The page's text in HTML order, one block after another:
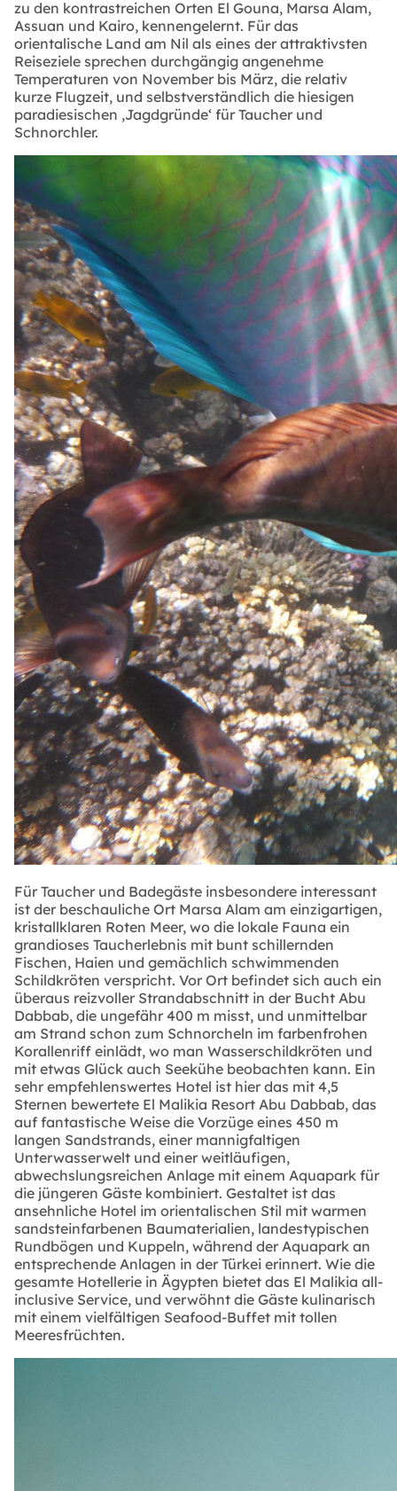
zu den kontrastreichen Orten El Gouna, Marsa Alam,
Assuan und Kairo, kennengelernt. Für das
orientalische Land am Nil als eines der attraktivsten
Reiseziele sprechen durchgängig angenehme
Temperaturen von November bis März, die relativ
kurze Flugzeit, und selbstverständlich die hiesigen
paradiesischen ‚Jagdgründe‘ für Taucher und
Schnorchler.
Für Taucher und Badegäste insbesondere interessant
ist der beschauliche Ort Marsa Alam am einzigartigen,
kristallklaren Roten Meer, wo die lokale Fauna ein
grandioses Taucherlebnis mit bunt schillernden
Fischen, Haien und gemächlich schwimmenden
Schildkröten verspricht. Vor Ort befindet sich auch ein
überaus reizvoller Strandabschnitt in der Bucht Abu
Dabbab, die ungefähr 400 m misst, und unmittelbar
am Strand schon zum Schnorcheln im farbenfrohen
Korallenriff einlädt, wo man Wasserschildkröten und
mit etwas Glück auch Seekühe beobachten kann. Ein
sehr empfehlenswertes Hotel ist hier das mit 4,5
Sternen bewertete El Malikia Resort Abu Dabbab, das
auf fantastische Weise die Vorzüge eines 450 m
langen Sandstrands, einer mannigfaltigen
Unterwasserwelt und einer weitläufigen,
abwechslungsreichen Anlage mit einem Aquapark für
die jüngeren Gäste kombiniert. Gestaltet ist das
ansehnliche Hotel im orientalischen Stil mit warmen
sandsteinfarbenen Baumaterialien, landestypischen
Rundbögen und Kuppeln, während der Aquapark an
entsprechende Anlagen in der Türkei erinnert. Wie die
gesamte Hotellerie in Ägypten bietet das El Malikia all-
inclusive Service, und verwöhnt die Gäste kulinarisch
mit einem vielfältigen Seafood-Buffet mit tollen
Meeresfrüchten.